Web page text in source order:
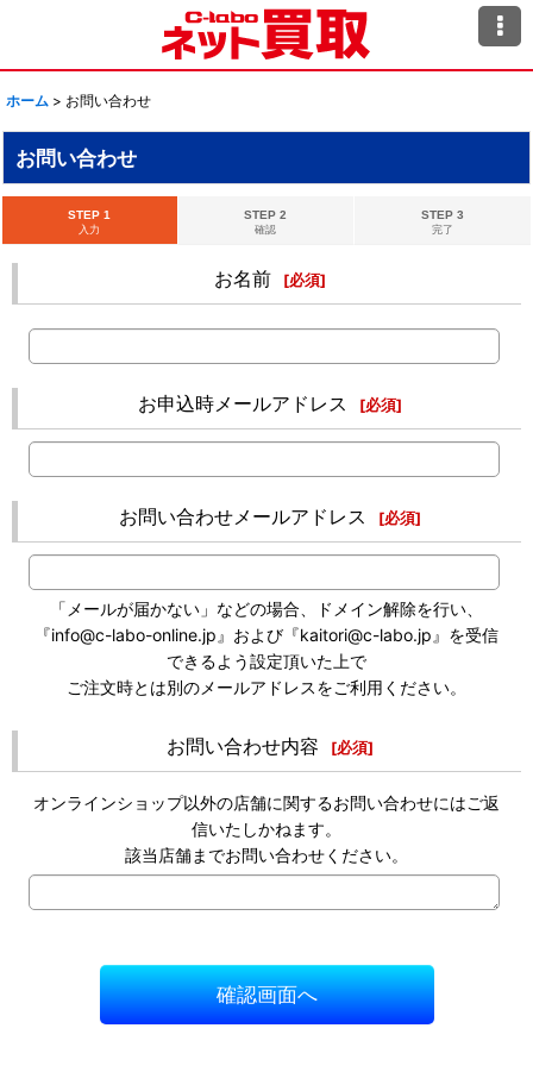
ホーム > お問い合わせ
お問い合わせ
STEP 1
入力
STEP 2
確認
STEP 3
完了
お名前 [必須]
お申込時メールアドレス [必須]
お問い合わせメールアドレス [必須]
「メールが届かない」などの場合、ドメイン解除を行い、
『info@c-labo-online.jp』および『kaitori@c-labo.jp』を受信
できるよう設定頂いた上で
ご注文時とは別のメールアドレスをご利用ください。
お問い合わせ内容 [必須]
オンラインショップ以外の店舗に関するお問い合わせにはご返
信いたしかねます。
該当店舗までお問い合わせください。
確認画面へ